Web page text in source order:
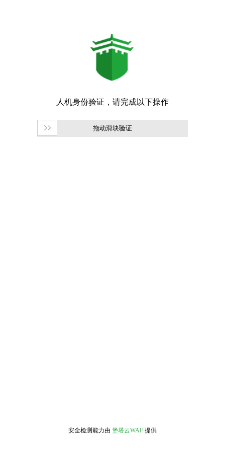
拖动滑块验证
安全检测能力由 堡塔云WAF 提供